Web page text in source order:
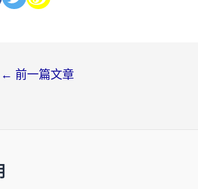
← 前一篇文章